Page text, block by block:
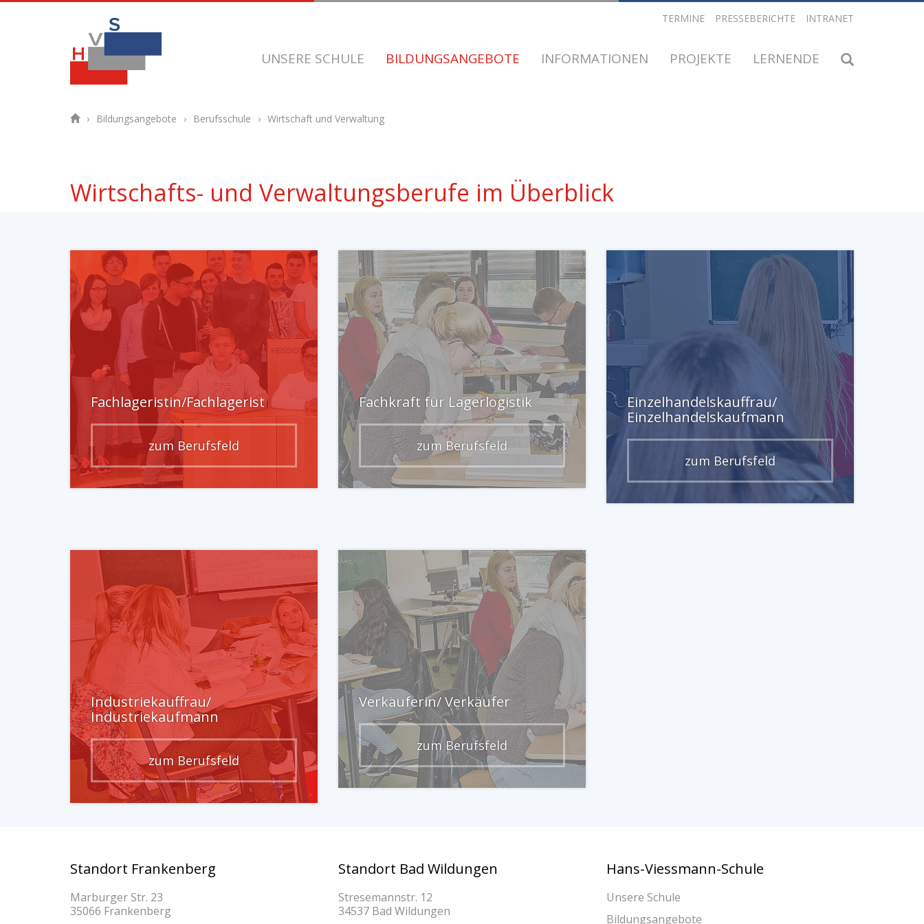
UNSERE SCHULE BILDUNGSANGEBOTE INFORMATIONEN PROJEKTE LERNENDE
TERMINE PRESSEBERICHTE INTRANET
Bildungsangebote Berufsschule Wirtschaft und Verwaltung
Wirtschafts- und Verwaltungsberufe im Überblick
Fachlageristin/Fachlagerist
zum Berufsfeld
Industriekauffrau/
Industriekaufmann
zum Berufsfeld
Fachkraft für Lagerlogistik
zum Berufsfeld
Verkäuferin/ Verkäufer
zum Berufsfeld
Einzelhandelskauffrau/
Einzelhandelskaufmann
zum Berufsfeld
Standort Frankenberg
Marburger Str. 23
35066 Frankenberg
Standort Bad Wildungen
Stresemannstr. 12
34537 Bad Wildungen
Hans-Viessmann-Schule
Unsere Schule
Bildungsangebote